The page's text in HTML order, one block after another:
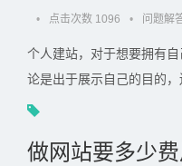
• 点击次数 1096 • 问题解
个人建站，对于想要拥有
论是出于展示自己的目的
得鼓励的。2、购买网站空
做网站要多少